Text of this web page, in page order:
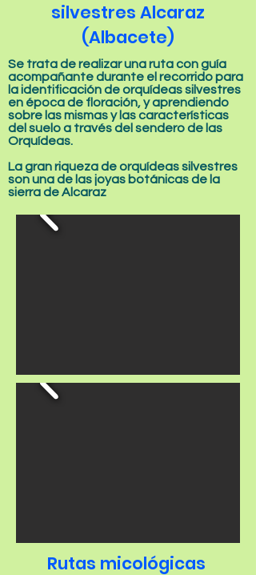
silvestres Alcaraz
(Albacete)
Se trata de realizar una ruta con guía
acompañante durante el recorrido para
la identificación de orquídeas silvestres
en época de floración, y aprendiendo
sobre las mismas y las características
del suelo a través del sendero de las
Orquídeas.
La gran riqueza de orquídeas silvestres
son una de las joyas botánicas de la
sierra de Alcaraz
Rutas micológicas